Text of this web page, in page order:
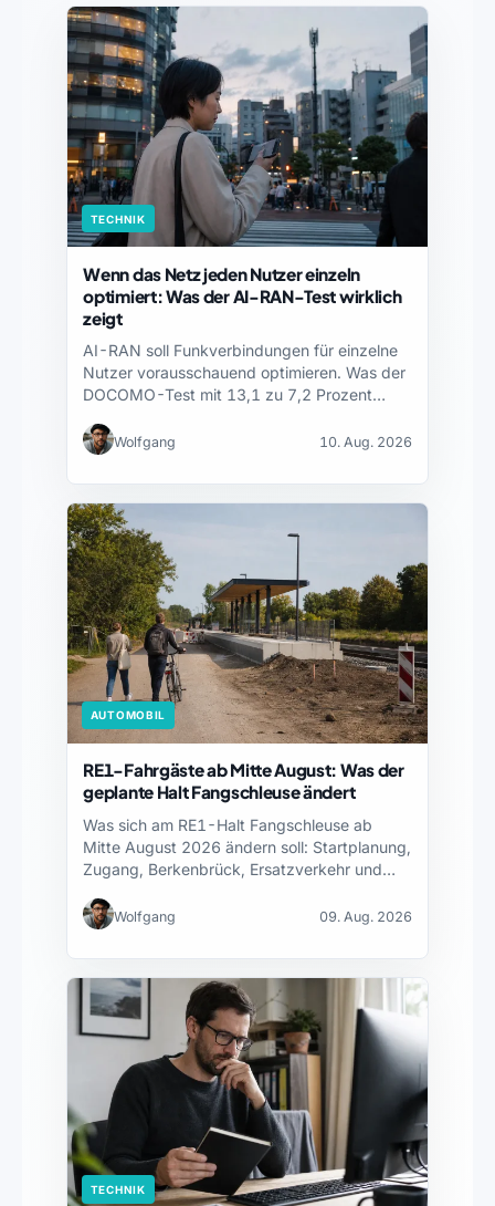
TECHNIK
Wenn das Netz jeden Nutzer einzeln
optimiert: Was der AI-RAN-Test wirklich
zeigt
AI-RAN soll Funkverbindungen für einzelne
Nutzer vorausschauend optimieren. Was der
DOCOMO-Test mit 13,1 zu 7,2 Prozent…
Wolfgang 10. Aug. 2026
AUTOMOBIL
RE1-Fahrgäste ab Mitte August: Was der
geplante Halt Fangschleuse ändert
Was sich am RE1-Halt Fangschleuse ab
Mitte August 2026 ändern soll: Startplanung,
Zugang, Berkenbrück, Ersatzverkehr und…
Wolfgang 09. Aug. 2026
TECHNIK